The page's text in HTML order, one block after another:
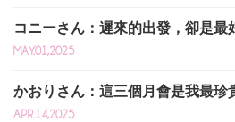
コニーさん：遲來的出發，卻是最
MAY.01,2025
かおりさん：這三個月會是我最珍
APR.14,2025